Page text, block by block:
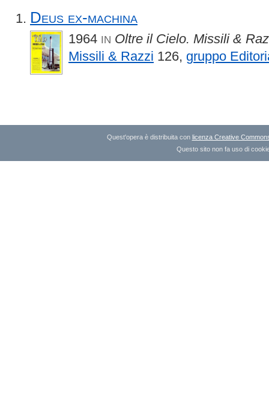
Deus ex-machina
1964 IN Oltre il Cielo. Missili &
Missili & Razzi 126, gruppo
Quest'opera è distribuita con licenza Creative
Questo sito non fa uso di